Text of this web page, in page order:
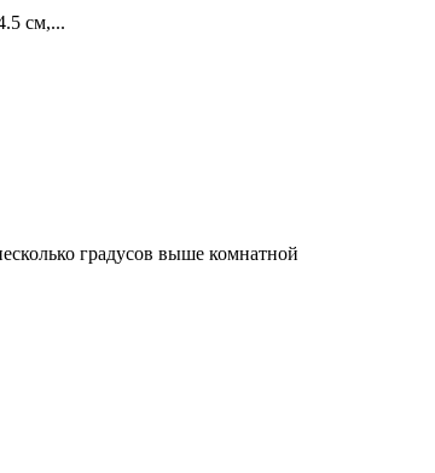
см,...
градусов выше комнатной